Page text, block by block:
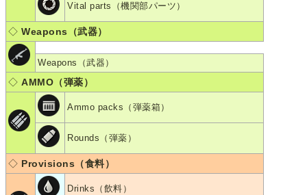
Vital parts（機関部パーツ）
◇Weapons（武器）
Weapons（武器）
◇AMMO（弾薬）
Ammo packs（弾薬箱）
Rounds（弾薬）
◇ Provisions（食料）
Drinks（飲料）